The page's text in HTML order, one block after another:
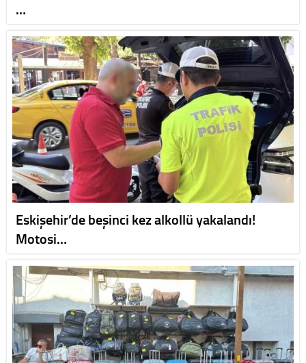
…
Eskişehir’de beşinci kez alkollü yakalandı!
Motosi…